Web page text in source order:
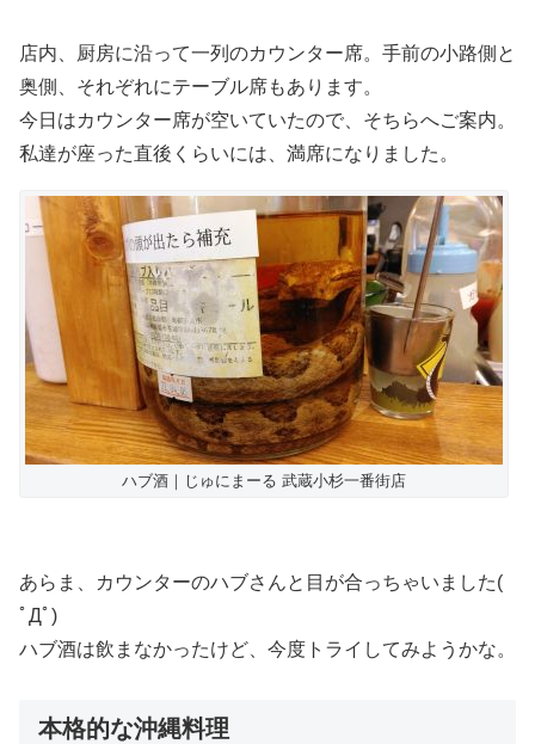
店内、厨房に沿って一列のカウンター席。手前の小路側と
奥側、それぞれにテーブル席もあります。
今日はカウンター席が空いていたので、そちらへご案内。
私達が座った直後くらいには、満席になりました。
ハブ酒｜じゅにまーる 武蔵小杉一番街店
あらま、カウンターのハブさんと目が合っちゃいました(
ﾟДﾟ)
ハブ酒は飲まなかったけど、今度トライしてみようかな。
本格的な沖縄料理